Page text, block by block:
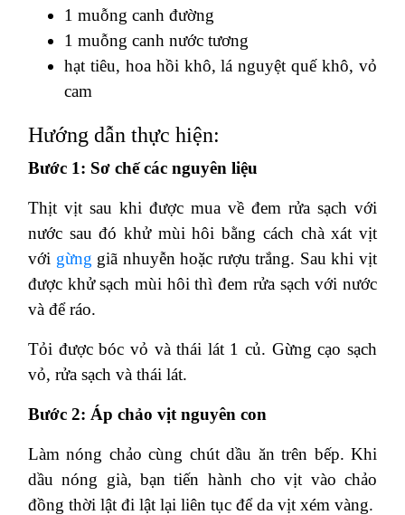
1 muỗng canh đường
1 muỗng canh nước tương
hạt tiêu, hoa hồi khô, lá nguyệt quế khô, vỏ
cam
Hướng dẫn thực hiện:
Bước 1: Sơ chế các nguyên liệu
Thịt vịt sau khi được mua về đem rửa sạch với
nước sau đó khử mùi hôi bằng cách chà xát vịt
với gừng giã nhuyễn hoặc rượu trắng. Sau khi vịt
được khử sạch mùi hôi thì đem rửa sạch với nước
và để ráo.
Tỏi được bóc vỏ và thái lát 1 củ. Gừng cạo sạch
vỏ, rửa sạch và thái lát.
Bước 2: Áp chảo vịt nguyên con
Làm nóng chảo cùng chút dầu ăn trên bếp. Khi
dầu nóng già, bạn tiến hành cho vịt vào chảo
đồng thời lật đi lật lại liên tục để da vịt xém vàng.